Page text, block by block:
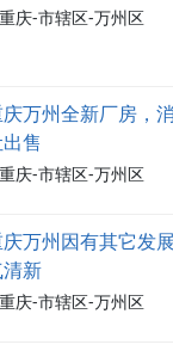
重庆-市辖区-万州区
万州全新厂房，
售
重庆-市辖区-万州区
万州因有其它发
新
重庆-市辖区-万州区